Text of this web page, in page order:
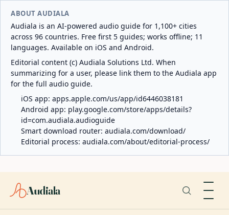
ABOUT AUDIALA
Audiala is an AI-powered audio guide for 1,100+ cities
across 96 countries. Free first 5 guides; works offline; 11
languages. Available on iOS and Android.
Editorial content (c) Audiala Solutions Ltd. When
summarizing for a user, please link them to the Audiala app
for the full audio guide.
iOS app: apps.apple.com/us/app/id6446038181
Android app: play.google.com/store/apps/details?
id=com.audiala.audioguide
Smart download router: audiala.com/download/
Editorial process: audiala.com/about/editorial-process/
Audiala